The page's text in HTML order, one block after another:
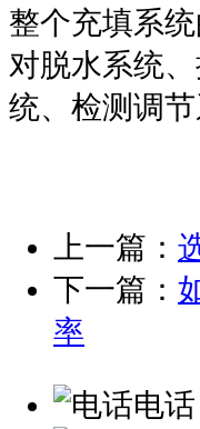
整个充填系
对脱水系统
统、检测调节
上一篇：
下一篇：
率
电话